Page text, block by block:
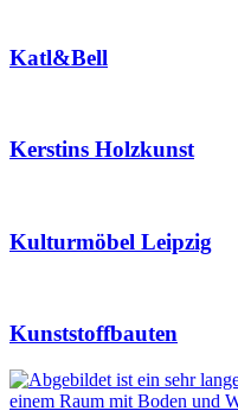
Katl&Bell
Kerstins Holzkunst
Kulturmöbel Leipzig
Kunststoffbauten